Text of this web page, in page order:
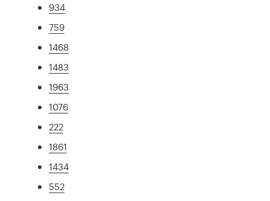
934
759
1468
1483
1963
1076
222
1861
1434
552